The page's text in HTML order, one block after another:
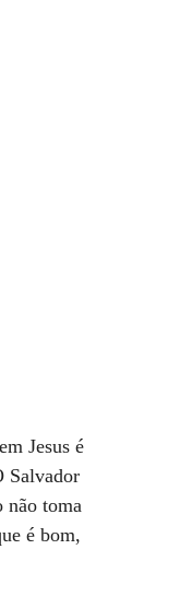
Jesus é
Salvador
não toma
é bom,